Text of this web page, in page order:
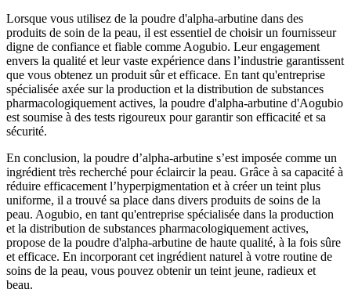
Lorsque vous utilisez de la poudre d'alpha-arbutine dans des
produits de soin de la peau, il est essentiel de choisir un fournisseur
digne de confiance et fiable comme Aogubio. Leur engagement
envers la qualité et leur vaste expérience dans l’industrie garantissent
que vous obtenez un produit sûr et efficace. En tant qu'entreprise
spécialisée axée sur la production et la distribution de substances
pharmacologiquement actives, la poudre d'alpha-arbutine d'Aogubio
est soumise à des tests rigoureux pour garantir son efficacité et sa
sécurité.
En conclusion, la poudre d’alpha-arbutine s’est imposée comme un
ingrédient très recherché pour éclaircir la peau. Grâce à sa capacité à
réduire efficacement l’hyperpigmentation et à créer un teint plus
uniforme, il a trouvé sa place dans divers produits de soins de la
peau. Aogubio, en tant qu'entreprise spécialisée dans la production
et la distribution de substances pharmacologiquement actives,
propose de la poudre d'alpha-arbutine de haute qualité, à la fois sûre
et efficace. En incorporant cet ingrédient naturel à votre routine de
soins de la peau, vous pouvez obtenir un teint jeune, radieux et
beau.